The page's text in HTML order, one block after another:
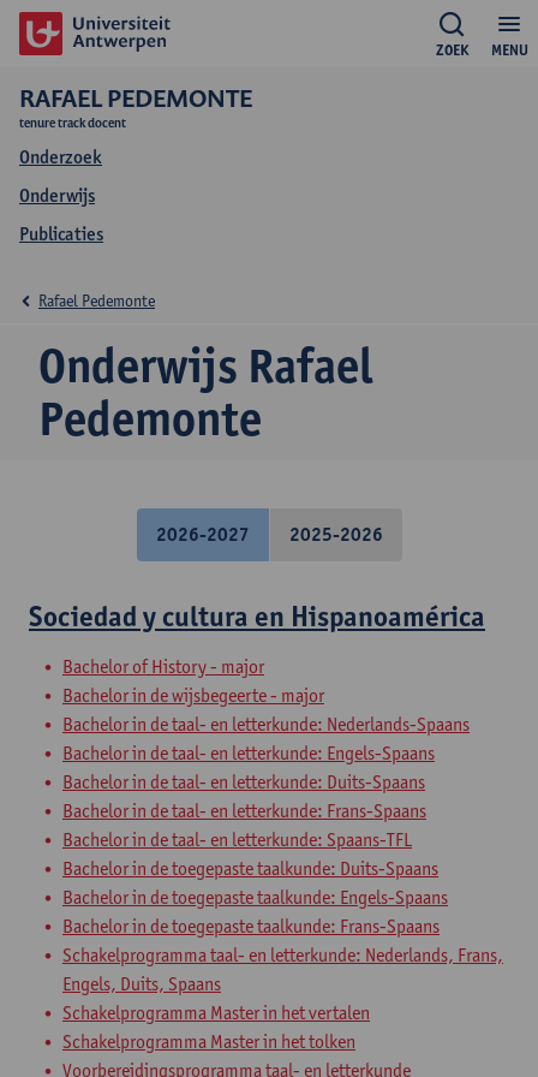
MENU
ZOEK
RAFAEL PEDEMONTE
tenure track docent
Onderzoek
Onderwijs
Publicaties
Onderwijs Rafael
Pedemonte
Rafael Pedemonte
2026-2027 2025-2026
Sociedad y cultura en Hispanoamérica
Bachelor of History - major
Bachelor in de wijsbegeerte - major
Bachelor in de taal- en letterkunde: Nederlands-Spaans
Bachelor in de taal- en letterkunde: Engels-Spaans
Bachelor in de taal- en letterkunde: Duits-Spaans
Bachelor in de taal- en letterkunde: Frans-Spaans
Bachelor in de taal- en letterkunde: Spaans-TFL
Bachelor in de toegepaste taalkunde: Duits-Spaans
Bachelor in de toegepaste taalkunde: Engels-Spaans
Bachelor in de toegepaste taalkunde: Frans-Spaans
Schakelprogramma taal- en letterkunde: Nederlands, Frans,
Engels, Duits, Spaans
Schakelprogramma Master in het vertalen
Schakelprogramma Master in het tolken
Voorbereidingsprogramma taal- en letterkunde